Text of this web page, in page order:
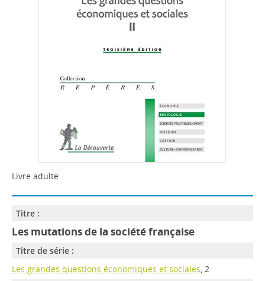
Livre adulte
Titre :
Les mutations de la société française
Titre de série :
Les grandes questions économiques et sociales, 2